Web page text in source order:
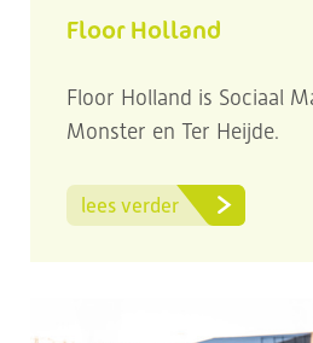
Floor Holland
Floor Holland is Sociaal
Monster en Ter Heijde.
lees verder